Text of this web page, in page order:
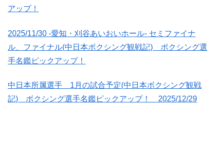
アップ！
2025/11/30 -愛知・刈谷あいおいホール- セミファイナ
ル、ファイナル(中日本ボクシング観戦記) ボクシング選
手名鑑ピックアップ！
中日本所属選手 1月の試合予定(中日本ボクシング観戦
記) ボクシング選手名鑑ピックアップ！ 2025/12/29